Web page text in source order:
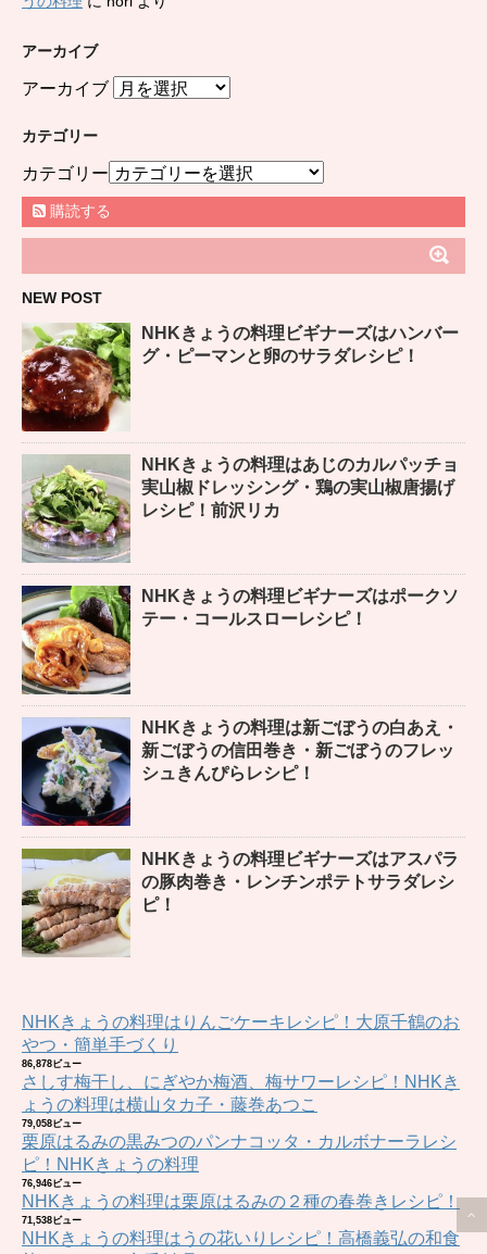
アーカイブ
アーカイブ
カテゴリー
カテゴリー
購読する
NEW POST
NHKきょうの料理ビギナーズはハンバー
グ・ピーマンと卵のサラダレシピ！
NHKきょうの料理はあじのカルパッチョ
実山椒ドレッシング・鶏の実山椒唐揚げ
レシピ！前沢リカ
NHKきょうの料理ビギナーズはポークソ
テー・コールスローレシピ！
NHKきょうの料理は新ごぼうの白あえ・
新ごぼうの信田巻き・新ごぼうのフレッ
シュきんぴらレシピ！
NHKきょうの料理ビギナーズはアスパラ
の豚肉巻き・レンチンポテトサラダレシ
ピ！
NHKきょうの料理はりんごケーキレシピ！大原千鶴のお
やつ・簡単手づくり
86,878ビュー
さしす梅干し、にぎやか梅酒、梅サワーレシピ！NHKき
ょうの料理は横山タカ子・藤巻あつこ
79,058ビュー
栗原はるみの黒みつのパンナコッタ・カルボナーラレシ
ピ！NHKきょうの料理
76,946ビュー
NHKきょうの料理は栗原はるみの２種の春巻きレシピ！
71,538ビュー
NHKきょうの料理はうの花いりレシピ！高橋義弘の和食